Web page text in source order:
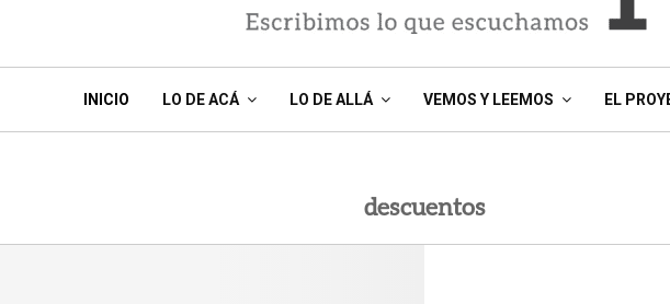
INICIO LO DE ACÁ LO DE ALLÁ VEMOS Y LEEMOS EL
descuentos